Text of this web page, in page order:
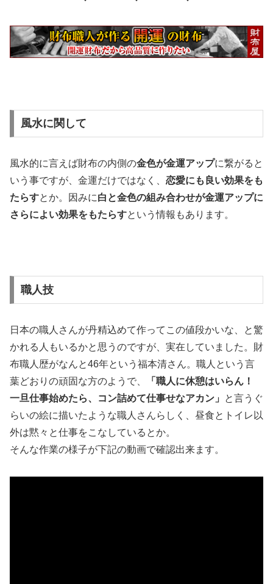
風水に関して
風水的に言えば財布の内側の金色が金運アップに繋がると
いう事ですが、金運だけではなく、 恋愛にも良い効果をも
たらすとか。因みに白と金色の組み合わせが金運アップに
さらによい効果をもたらすという情報もあります。
職人技
日本の職人さんが丹精込めて作ってこの値段かいな、と驚
かれる人もいるかと思うのですが、実在していました。財
布職人歴がなんと46年という福本清さん。職人という言
葉どおりの頑固な方のようで、
「職人に休憩はいらん！
一旦仕事始めたら、コン詰めて仕事せなアカン」
と言うぐ
らいの絵に描いたような職人さんらしく、昼食とトイレ以
外は黙々と仕事をこなしているとか。
そんな作業の様子が下記の動画で確認出来ます。